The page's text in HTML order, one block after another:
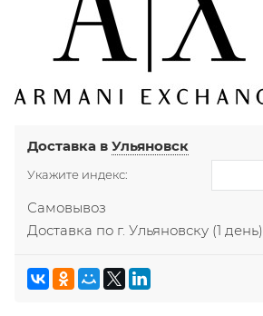
Доставка вУльяновск
Укажите индекс:
Самовывоз
Доставка по г. Ульяновску (1 день)